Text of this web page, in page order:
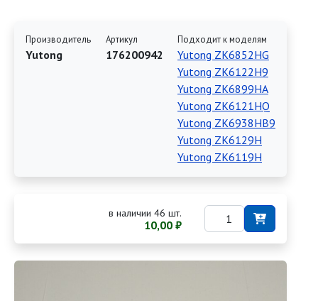
Производитель
Yutong
Артикул
176200942
Подходит к моделям
Yutong ZK6852HG
Yutong ZK6122H9
Yutong ZK6899HA
Yutong ZK6121HQ
Yutong ZK6938HB9
Yutong ZK6129H
Yutong ZK6119H
в наличии 46 шт.
10,00 ₽